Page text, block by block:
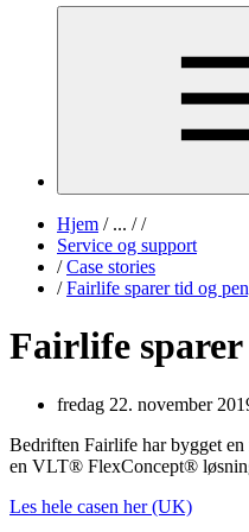
Hjem /... / /
Service og support
/ Case stories
/ Fairlife sparer tid og
Fairlife
fredag 22. november
Bedriften Fairlife har bygget
en VLT® FlexConcept®
Les hele casen her (UK)